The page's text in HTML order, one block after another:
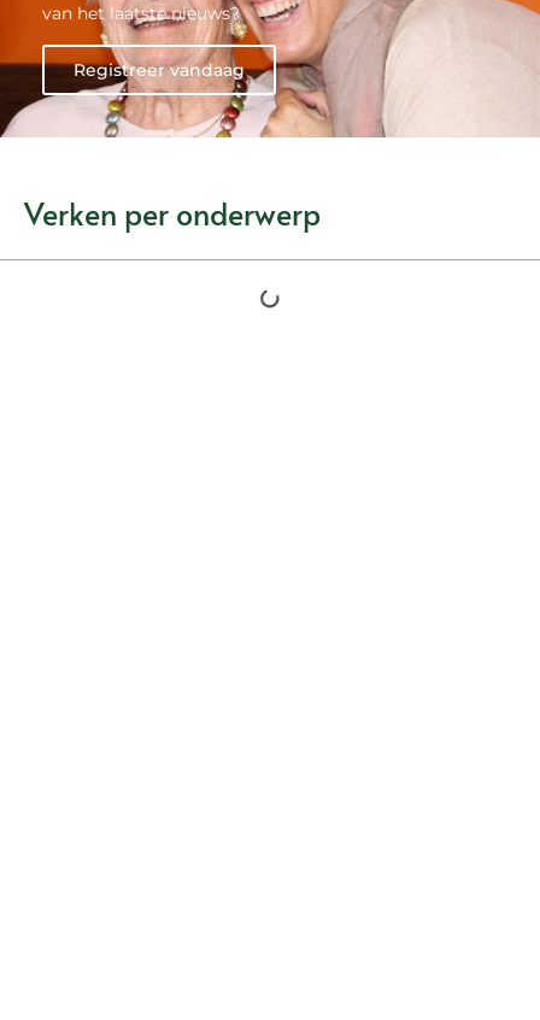
van het laatste nieuws?
Registreer vandaag
Verken per onderwerp